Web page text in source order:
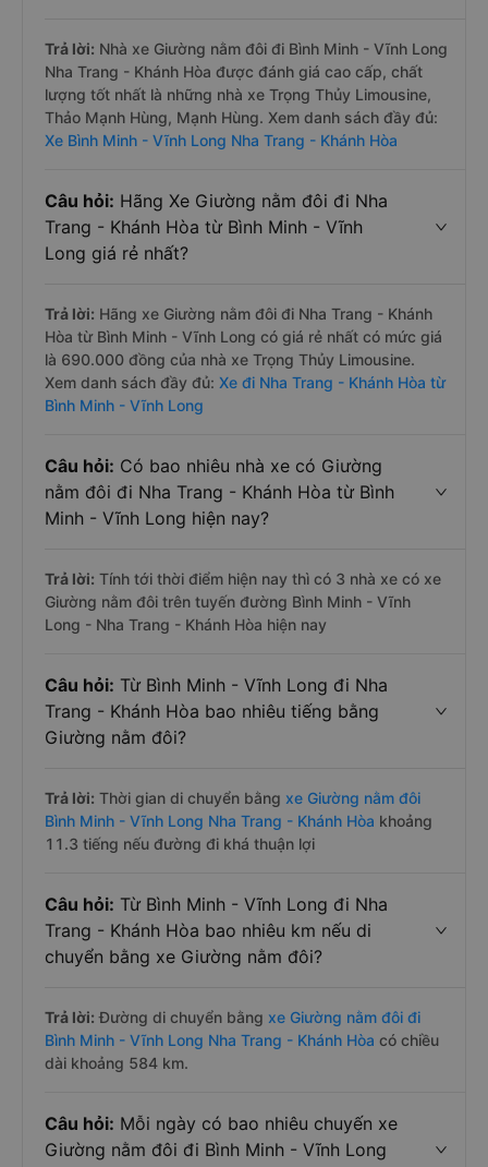
Trả lời: Nhà xe Giường nằm đôi đi Bình Minh - Vĩnh Long
Nha Trang - Khánh Hòa được đánh giá cao cấp, chất
lượng tốt nhất là những nhà xe Trọng Thủy Limousine,
Thảo Mạnh Hùng, Mạnh Hùng. Xem danh sách đầy đủ:
Xe Bình Minh - Vĩnh Long Nha Trang - Khánh Hòa
Câu hỏi: Hãng Xe Giường nằm đôi đi Nha
Trang - Khánh Hòa từ Bình Minh - Vĩnh
Long giá rẻ nhất?
Trả lời: Hãng xe Giường nằm đôi đi Nha Trang - Khánh
Hòa từ Bình Minh - Vĩnh Long có giá rẻ nhất có mức giá
là 690.000 đồng của nhà xe Trọng Thủy Limousine.
Xem danh sách đầy đủ: Xe đi Nha Trang - Khánh Hòa từ
Bình Minh - Vĩnh Long
Câu hỏi: Có bao nhiêu nhà xe có Giường
nằm đôi đi Nha Trang - Khánh Hòa từ Bình
Minh - Vĩnh Long hiện nay?
Trả lời: Tính tới thời điểm hiện nay thì có 3 nhà xe có xe
Giường nằm đôi trên tuyến đường Bình Minh - Vĩnh
Long - Nha Trang - Khánh Hòa hiện nay
Câu hỏi: Từ Bình Minh - Vĩnh Long đi Nha
Trang - Khánh Hòa bao nhiêu tiếng bằng
Giường nằm đôi?
Trả lời: Thời gian di chuyển bằng xe Giường nằm đôi
Bình Minh - Vĩnh Long Nha Trang - Khánh Hòa khoảng
11.3 tiếng nếu đường đi khá thuận lợi
Câu hỏi: Từ Bình Minh - Vĩnh Long đi Nha
Trang - Khánh Hòa bao nhiêu km nếu di
chuyển bằng xe Giường nằm đôi?
Trả lời: Đường di chuyển bằng xe Giường nằm đôi đi
Bình Minh - Vĩnh Long Nha Trang - Khánh Hòa có chiều
dài khoảng 584 km.
Câu hỏi: Mỗi ngày có bao nhiêu chuyến xe
Giường nằm đôi đi Bình Minh - Vĩnh Long